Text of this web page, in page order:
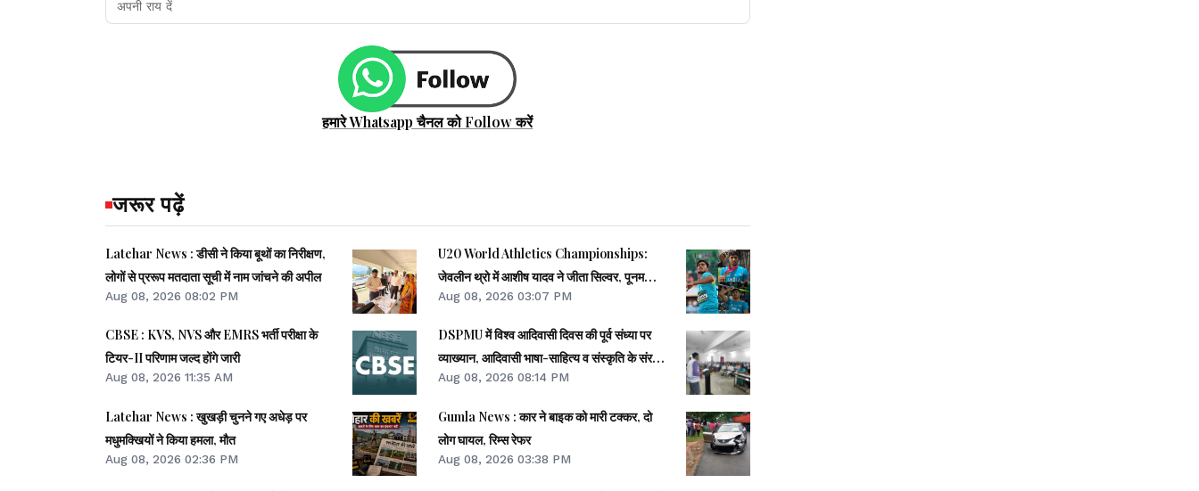
हमारे Whatsapp चैनल को Follow करें
जरूर पढ़ें
Latehar News : डीसी ने किया बूथों का निरीक्षण,
लोगों से प्ररूप मतदाता सूची में नाम जांचने की अपील
Aug 08, 2026 08:02 PM
CBSE : KVS, NVS और EMRS भर्ती परीक्षा के
टियर-II परिणाम जल्द होंगे जारी
Aug 08, 2026 11:35 AM
Latehar News : खुखड़ी चुनने गए अधेड़ पर
मधुमक्खियों ने किया हमला, मौत
Aug 08, 2026 02:36 PM
U20 World Athletics Championships:
जेवलीन थ्रो में आशीष यादव ने जीता सिल्वर, पूनम
फाइनल से बाहर
Aug 08, 2026 03:07 PM
DSPMU में विश्व आदिवासी दिवस की पूर्व संध्या पर
व्याख्यान, आदिवासी भाषा-साहित्य व संस्कृति के संरक्षण
पर जोर
Aug 08, 2026 08:14 PM
Gumla News : कार ने बाइक को मारी टक्कर, दो
लोग घायल, रिम्स रेफर
Aug 08, 2026 03:38 PM